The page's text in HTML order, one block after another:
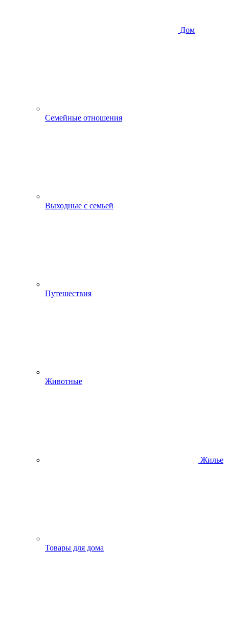
Дом
Семейные отношения
Выходные с семьей
Путешествия
Животные
Жилье
Товары для дома